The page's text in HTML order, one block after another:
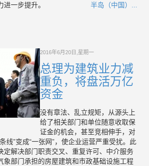
一步提升。
半岛（中国）...
2016年6月20日,星期一
总理为建筑业力减
重负，将盘活万亿
资金
没有章法、乱立规矩，从源头上
给了相关部门和单位随意收取保
证金的机会，甚至竞相伸手，对
线”变成“一张网”，使企业运营严重受扰。此
定解决部门职责交叉、重复许可、中介服务
象部门承担的房屋建筑和市政基础设施工程